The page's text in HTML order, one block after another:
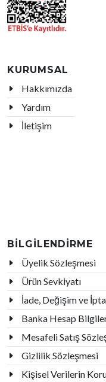
KURUMSAL
Hakkımızda
Yardım
İletişim
BİLGİLENDİRME
Üyelik Sözleşmesi
Ürün Sevkiyatı
İade, Değişim ve
Banka Hesap
Mesafeli Satış
Gizlilik Sözleşmesi
Kişisel Verilerin